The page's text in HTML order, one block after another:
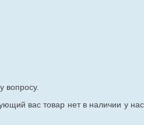
вопросу.
вас товар нет в наличии у